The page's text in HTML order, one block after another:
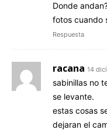
Donde
fotos cuando
Respuesta
racana 14
sabinillas no
se levante.
estas cosas
dejaran el